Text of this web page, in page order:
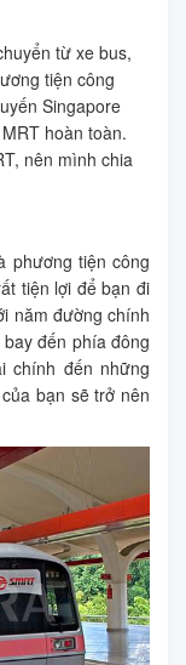
từ xe bus,
tiện công
Singapore
hoàn toàn.
nên mình chia
phương tiện công
tiện lợi để bạn đi
năm đường chính
đến phía đông
chính đến những
bạn sẽ trở nên